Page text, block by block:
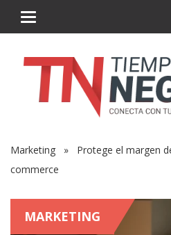
Marketing » Protege el margen
commerce
MARKETING